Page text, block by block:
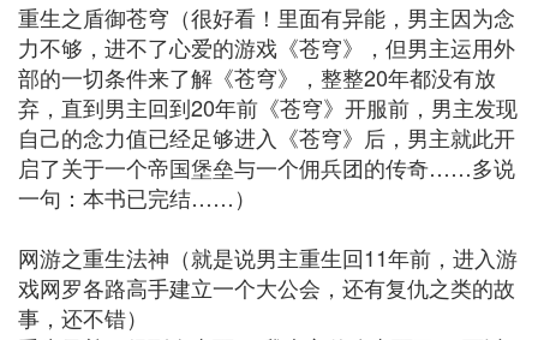
重生之盾御苍穹（很好看！里面有异能，男主因为念
力不够，进不了心爱的游戏《苍穹》，但男主运用外
部的一切条件来了解《苍穹》，整整20年都没有放
弃，直到男主回到20年前《苍穹》开服前，男主发现
自己的念力值已经足够进入《苍穹》后，男主就此开
启了关于一个帝国堡垒与一个佣兵团的传奇……多说
一句：本书已完结……）
网游之重生法神（就是说男主重生回11年前，进入游
戏网罗各路高手建立一个大公会，还有复仇之类的故
事，还不错）